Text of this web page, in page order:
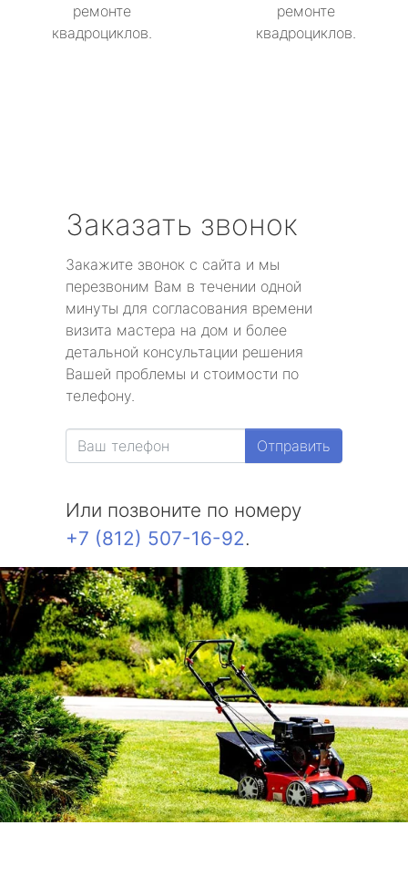
ремонте
квадроциклов.
ремонте
квадроциклов.
Заказать звонок
Закажите звонок с сайта и мы
перезвоним Вам в течении одной
минуты для согласования времени
визита мастера на дом и более
детальной консультации решения
Вашей проблемы и стоимости по
телефону.
Отправить
Или позвоните по номеру
+7 (812) 507-16-92.